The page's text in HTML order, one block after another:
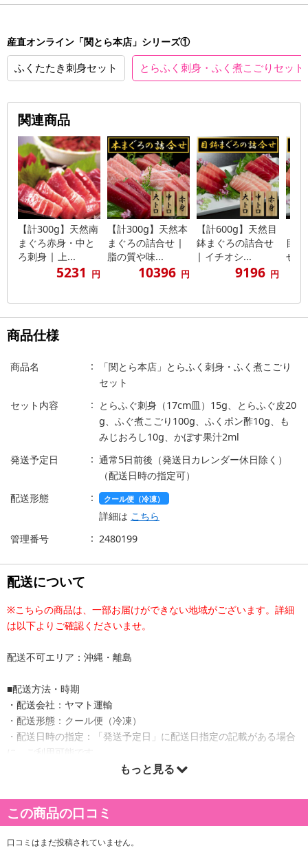
産直オンライン「関とら本店」シリーズ①
ふくたたき刺身セット とらふく刺身・ふく煮こごりセット
関連商品
【計300g】天然南
まぐろ赤身・中と
ろ刺身 | 上...
5231 円
【計300g】天然本
まぐろの詰合せ |
脂の質や味...
10396 円
【計600g】天然目
鉢まぐろの詰合せ
| イチオシ...
9196 円
目
せ |
商品仕様
商品名
「関とら本店」とらふく刺身・ふく煮こごり
セット
セット内容
とらふぐ刺身（17cm皿）15g、とらふぐ皮20
g、ふぐ煮こごり100g、ふくポン酢10g、も
みじおろし10g、かぼす果汁2ml
発送予定日
通常5日前後（発送日カレンダー休日除く）
（配送日時の指定可）
配送形態
クール便（冷凍）
詳細は こちら
管理番号
2480199
配送について
※こちらの商品は、一部お届けができない地域がございます。詳細
は以下よりご確認くださいませ。
配送不可エリア：沖縄・離島
■配送方法・時期
・配送会社：ヤマト運輸
・配送形態：クール便（冷凍）
・配送日時の指定：「発送予定日」に配送日指定の記載がある場合
に、ご利用可能です。
※発送予定日は到着日ではありません。
商品詳細
もっと見る
この商品の口コミ
口コミはまだ投稿されていません。